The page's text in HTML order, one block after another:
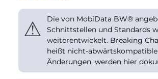
⚠
Die von MobiData BW®
Schnittstellen und Standards
weiterentwickelt. Breaking
heißt nicht-
Änderungen, werden hier